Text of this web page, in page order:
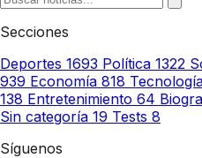
Secciones
Deportes 1693 Política 1322
939 Economía 818
138 Entretenimiento 64
Sin categoría 19 Tests 8
Síguenos